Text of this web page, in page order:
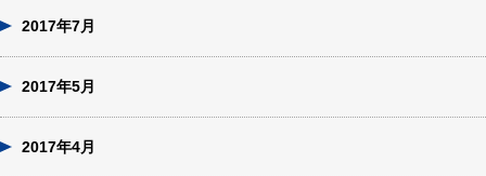
2017年7月
2017年5月
2017年4月